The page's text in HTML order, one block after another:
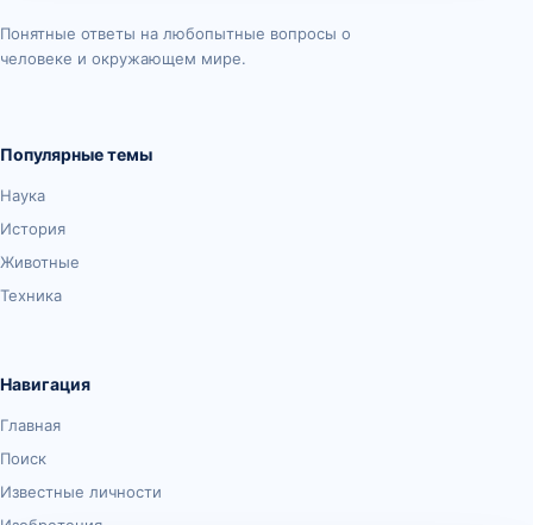
Понятные ответы на любопытные вопросы о
человеке и окружающем мире.
Популярные темы
Наука
История
Животные
Техника
Навигация
Главная
Поиск
Известные личности